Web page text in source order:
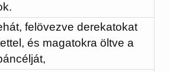
felövezve derekatokat
és magatokra öltve a